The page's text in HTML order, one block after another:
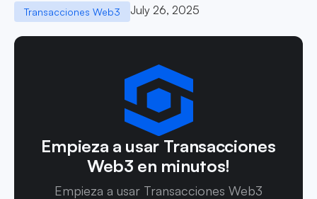
Transacciones Web3 July 26, 2025
Empieza a usar Transacciones
Web3 en minutos!
Empieza a usar Transacciones Web3